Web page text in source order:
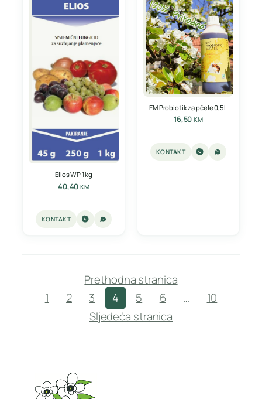
Elios WP 1kg
40,40KM
KONTAKT
EM Probiotik za pčele 0,5L
16,50KM
KONTAKT
Prethodna stranica
1
2 3 4 5 6 …
10
Sljedeća stranica